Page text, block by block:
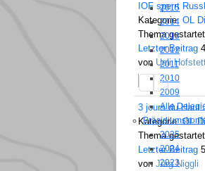
2015
2014
2013
2012
2011
2010
2009
Alle
2025
2024
2023
IOF sperrt
Kategorie: OL
Thema
Letzter Beitrag
von Ueli
2
3 jours du Haut
Kategorie:OL
Thema
Letzter Beitrag
von Jürg Niggli